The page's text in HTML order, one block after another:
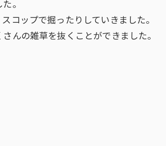
。
コップで掘ったりしていきました。
んの雑草を抜くことができました。